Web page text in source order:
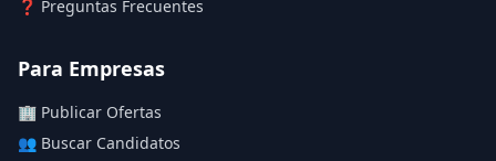
❓ Preguntas Frecuentes
Para Empresas
🏢 Publicar Ofertas
👥 Buscar Candidatos